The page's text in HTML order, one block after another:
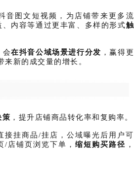
音图文短视频，为店铺带来更多流
内容等通过更丰富、多样的形式触
会在抖音公域场景进行分发 ，赢得更
新的成交量的增长。
策 ，提升店铺商品转化率和复购率。
接挂商品/挂店，公域曝光后用户可
/店铺页浏览下单，缩短购买路径 ，